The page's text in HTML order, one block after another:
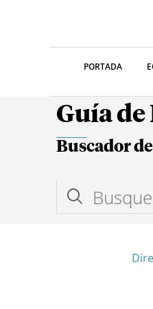
PORTADA
Guía
Buscador